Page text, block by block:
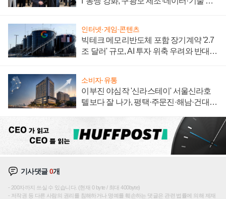
인터넷·게임·콘텐츠
빅테크 메모리반도체 포함 장기계약 '2.7
조 달러' 규모, AI 투자 위축 우려와 반대
소비자·유통
이부진 야심작 '신라스테이' 서울신라호
텔보다 잘 나가, 평택·주문진·해남·건대로
기사댓글0개
200자까지 쓰실 수 있습니다. (현재 0 byte / 최대 400byte)
저작권 등 다른 사람의 권리를 침해하거나 명예를 훼손하는 댓글은 관련 법률에 의해 제재